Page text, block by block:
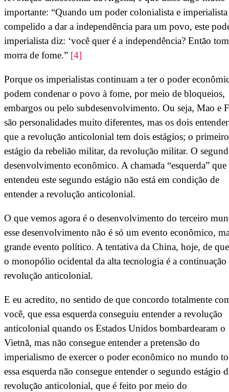
importante: “Quando um poder colonialista e imperialista
compelido a dar a independência para um povo, este
imperialista diz: ‘você quer é a independência? Então
morra de fome.” [4]
Porque os imperialistas continuam a ter o poder
podem condenar o povo à fome, por meio de bloqueios,
embargos ou pelo subdesenvolvimento. Ou seja, Mao e
são personalidades muito diferentes, mas os dois
que a revolução anticolonial tem dois estágios; o
estágio da rebelião militar, da revolução militar. O
desenvolvimento econômico. A chamada “esquerda” que
entendeu este segundo estágio não está em condição de
entender a revolução anticolonial.
O que vemos agora é o desenvolvimento do terceiro
esse desenvolvimento não é só um evento econômico,
grande evento político. A tentativa da China, hoje, de
o monopólio ocidental da alta tecnologia é a continuação
revolução anticolonial.
E eu acredito, no sentido de que concordo totalmente
você, que essa esquerda conseguiu entender a revolução
anticolonial quando os Estados Unidos bombardearam o
Vietnã, mas não consegue entender a pretensão do
imperialismo de exercer o poder econômico no mundo
essa esquerda não consegue entender o segundo estágio
revolução anticolonial, que é feito por meio do